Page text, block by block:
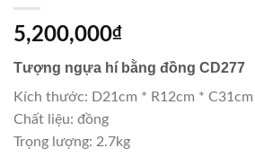
5,200,000₫
Tượng ngựa hí bằng đồng CD277
Kích thước: D21cm * R12cm * C31cm
Chất liệu: đồng
Trọng lượng: 2.7kg